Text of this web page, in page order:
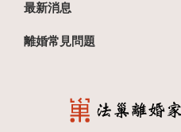
最新消息
離婚常見問題